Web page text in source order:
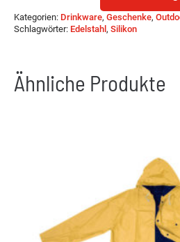
Kategorien: Drinkware, Geschenke,
Schlagwörter: Edelstahl , Silikon
Ähnliche Produkte